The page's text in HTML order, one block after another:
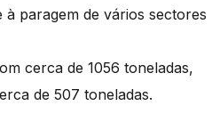
paragem de vários sectores
cerca de 1056 toneladas,
de 507 toneladas.